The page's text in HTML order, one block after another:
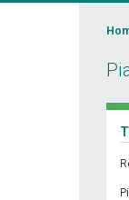
Tu
sei